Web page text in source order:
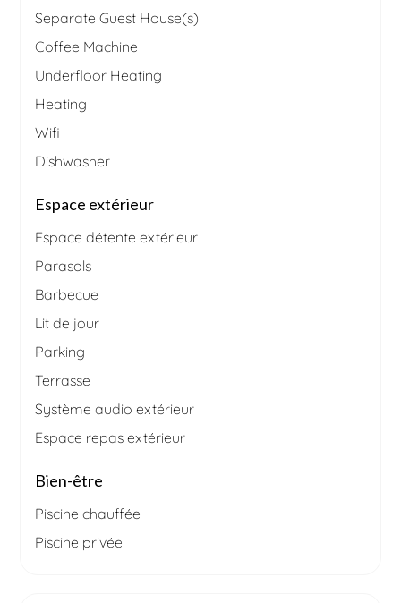
Separate Guest House(s)
Coffee Machine
Underfloor Heating
Heating
Wifi
Dishwasher
Espace extérieur
Espace détente extérieur
Parasols
Barbecue
Lit de jour
Parking
Terrasse
Système audio extérieur
Espace repas extérieur
Bien-être
Piscine chauffée
Piscine privée